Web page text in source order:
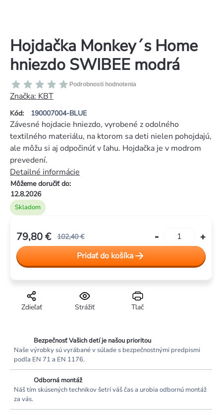
Hojdačka Monkey´s Home
hniezdo SWIBEE modrá
Kód: 190007004-BLUE
Priemerné
hodnotenie
produktu
je
0,0
hviezdičiek.
Podrobnosti hodnotenia
Značka: KBT
Skladom
Môžeme doručiť do:
12.8.2026
Závesné hojdacie hniezdo, vyrobené z odolného
textilného materiálu, na ktorom sa deti nielen pohojdajú,
ale môžu si aj odpočinúť v ľahu. Hojdačka je v modrom
prevedení.
Detailné informácie
Tlač
Strážiť
Zdieľať
102,40 €
79,80 €
Jednotková
cena:
Pridať do košíka
Bezpečnosť Vašich detí je našou prioritou
Naše výrobky sú vyrábané v súlade s bezpečnostnými predpismi
podľa EN 71 a EN 1176.
Odborná montáž
Náš tím skúsených technikov šetrí váš čas a urobia odbornú montáž
za vás.